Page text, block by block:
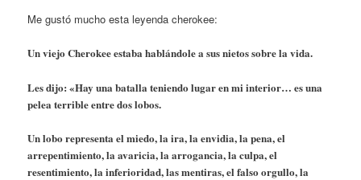
Me gustó mucho esta leyenda cherokee:
Un viejo Cherokee estaba hablándole a sus nietos sobre la vida.
Les dijo: «Hay una batalla teniendo lugar en mi interior… es una
pelea terrible entre dos lobos.
Un lobo representa el miedo, la ira, la envidia, la pena, el
arrepentimiento, la avaricia, la arrogancia, la culpa, el
resentimiento, la inferioridad, las mentiras, el falso orgullo, la